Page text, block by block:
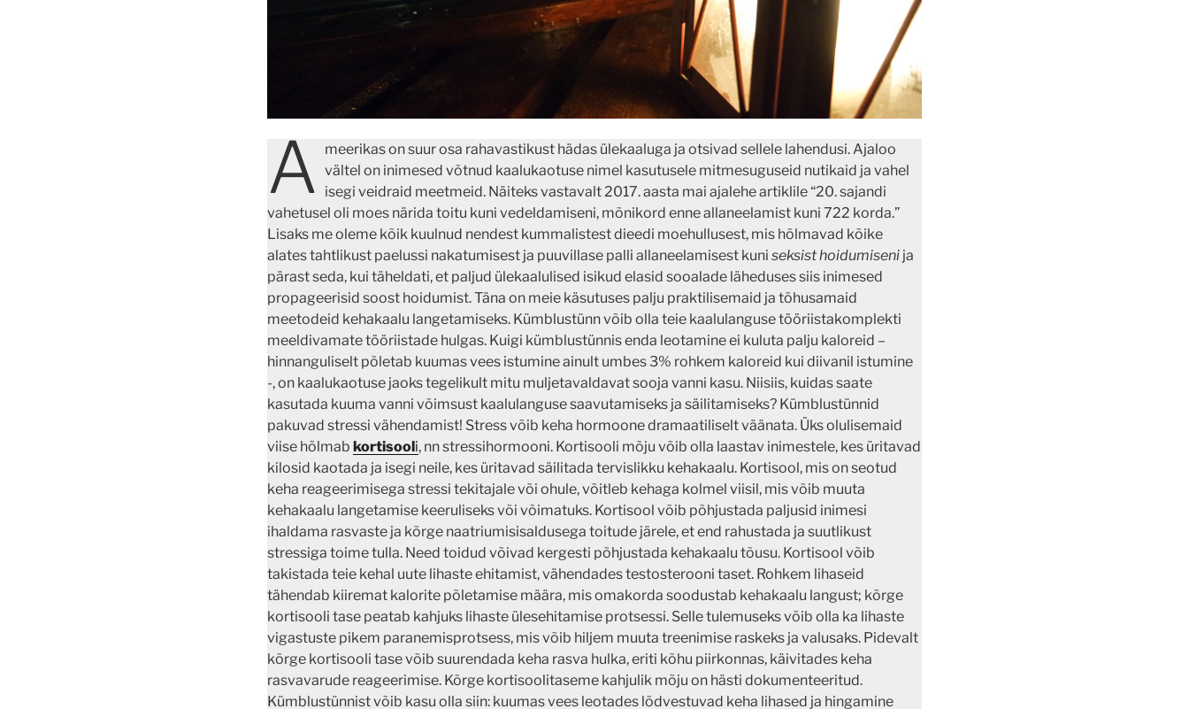
A
meerikas on suur osa rahavastikust hädas ülekaaluga ja otsivad sellele lahendusi. Ajaloo
vältel on inimesed võtnud kaalukaotuse nimel kasutusele mitmesuguseid nutikaid ja vahel
isegi veidraid meetmeid. Näiteks vastavalt 2017. aasta mai ajalehe artiklile “20. sajandi
vahetusel oli moes närida toitu kuni vedeldamiseni, mõnikord enne allaneelamist kuni 722 korda.”
Lisaks me oleme kõik kuulnud nendest kummalistest dieedi moehullusest, mis hõlmavad kõike
alates tahtlikust paelussi nakatumisest ja puuvillase palli allaneelamisest kuni seksist hoidumiseni ja
pärast seda, kui täheldati, et paljud ülekaalulised isikud elasid sooalade läheduses siis inimesed
propageerisid soost hoidumist. Täna on meie käsutuses palju praktilisemaid ja tõhusamaid
meetodeid kehakaalu langetamiseks. Kümblustünn võib olla teie kaalulanguse tööriistakomplekti
meeldivamate tööriistade hulgas. Kuigi kümblustünnis enda leotamine ei kuluta palju kaloreid –
hinnanguliselt põletab kuumas vees istumine ainult umbes 3% rohkem kaloreid kui diivanil istumine
-, on kaalukaotuse jaoks tegelikult mitu muljetavaldavat sooja vanni kasu. Niisiis, kuidas saate
kasutada kuuma vanni võimsust kaalulanguse saavutamiseks ja säilitamiseks? Kümblustünnid
pakuvad stressi vähendamist! Stress võib keha hormoone dramaatiliselt väänata. Üks olulisemaid
viise hõlmab kortisooli, nn stressihormooni. Kortisooli mõju võib olla laastav inimestele, kes üritavad
kilosid kaotada ja isegi neile, kes üritavad säilitada tervislikku kehakaalu. Kortisool, mis on seotud
keha reageerimisega stressi tekitajale või ohule, võitleb kehaga kolmel viisil, mis võib muuta
kehakaalu langetamise keeruliseks või võimatuks. Kortisool võib põhjustada paljusid inimesi
ihaldama rasvaste ja kõrge naatriumisisaldusega toitude järele, et end rahustada ja suutlikust
stressiga toime tulla. Need toidud võivad kergesti põhjustada kehakaalu tõusu. Kortisool võib
takistada teie kehal uute lihaste ehitamist, vähendades testosterooni taset. Rohkem lihaseid
tähendab kiiremat kalorite põletamise määra, mis omakorda soodustab kehakaalu langust; kõrge
kortisooli tase peatab kahjuks lihaste ülesehitamise protsessi. Selle tulemuseks võib olla ka lihaste
vigastuste pikem paranemisprotsess, mis võib hiljem muuta treenimise raskeks ja valusaks. Pidevalt
kõrge kortisooli tase võib suurendada keha rasva hulka, eriti kõhu piirkonnas, käivitades keha
rasvavarude reageerimise. Kõrge kortisoolitaseme kahjulik mõju on hästi dokumenteeritud.
Kümblustünnist võib kasu olla siin: kuumas vees leotades lõdvestuvad keha lihased ja hingamine